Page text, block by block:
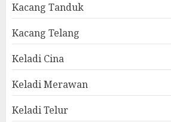
Kacang Tanduk
Kacang Telang
Keladi Cina
Keladi Merawan
Keladi Telur